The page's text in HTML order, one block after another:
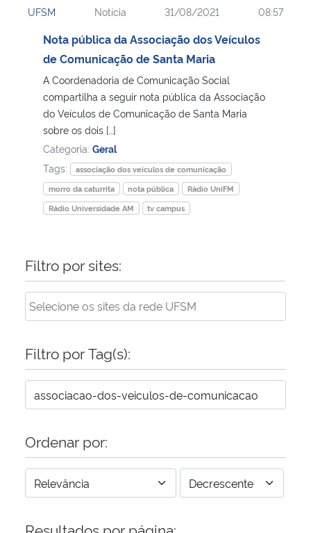
Ministério da Cidadania
Ministério da Saúde
Ministério de Minas e Energia
Ministério da Ciência, Tecnologia, Inovações e Comunicações
Ministério do Meio Ambiente
Ministério do Turismo
Controladoria-Geral da União
Ministério da Mulher, da Família e dos Direitos Humanos
Secretaria de Governo
Advocacia-Geral da União
Banco Central do Brasil
Planalto
UFSM Notícia 31/08/2021 08:57
Nota pública da Associação dos Veículos
de Comunicação de Santa Maria
A Coordenadoria de Comunicação Social
compartilha a seguir nota pública da Associação
do Veículos de Comunicação de Santa Maria
sobre os dois […]
Categoria: Geral
Tags:
associação dos veículos de comunicação
morro da caturrita
nota pública
Rádio UniFM
Rádio Universidade AM
tv campus
Filtro por sites:
Filtro por Tag(s):
Ordenar por:
Resultados por página: